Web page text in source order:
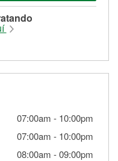
07:00am - 10:00pm
07:00am - 10:00pm
08:00am -09:00pm